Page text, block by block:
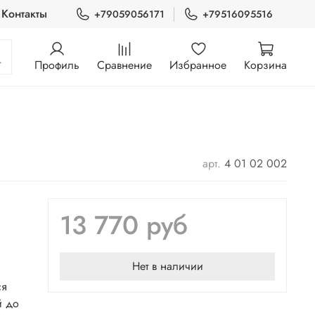
Контакты +79059056171 +79516095516
Профиль Сравнение Избранное Корзина
арт. 4 01 02 002
до
13 770 руб
Нет в наличии